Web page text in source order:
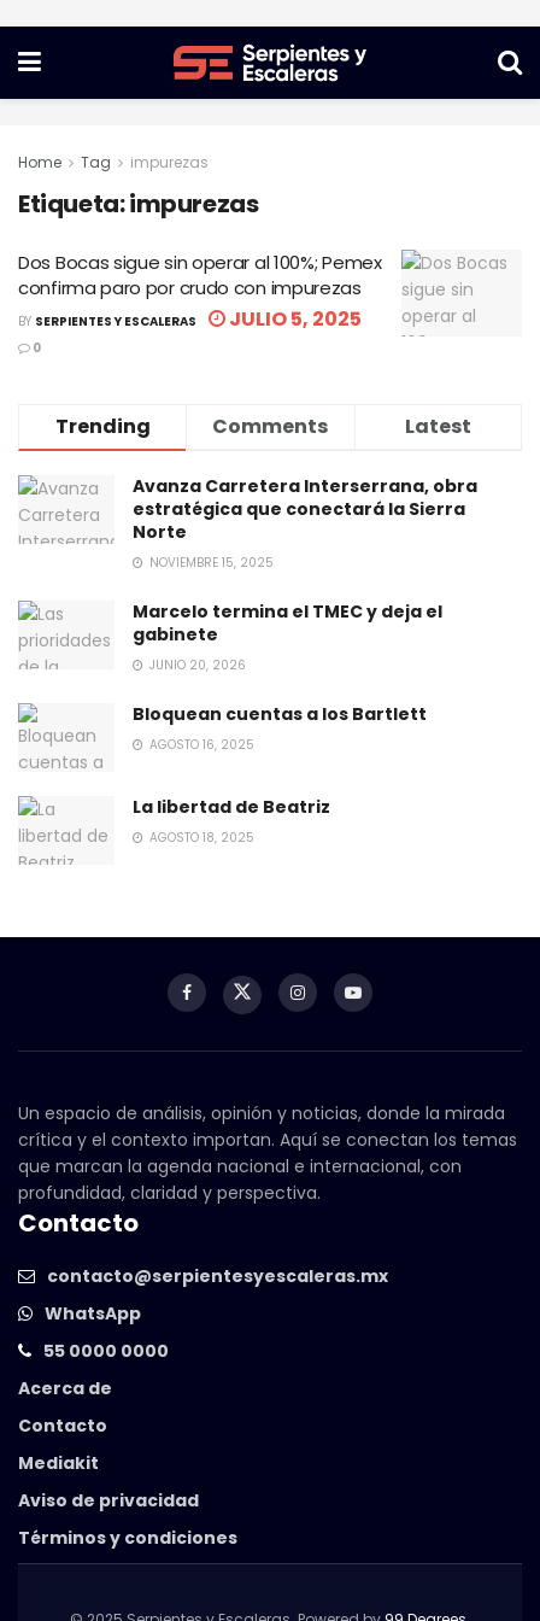
Home Tag impurezas
Etiqueta:impurezas
Dos Bocas sigue sin operar al 100%; Pemex
confirma paro por crudo con impurezas
BY SERPIENTES Y ESCALERAS JULIO 5, 2025
0
Trending Comments Latest
Avanza Carretera Interserrana, obra
estratégica que conectará la Sierra
Norte
NOVIEMBRE 15, 2025
Marcelo termina el TMEC y deja el
gabinete
JUNIO 20, 2026
Bloquean cuentas a los Bartlett
AGOSTO 16, 2025
La libertad de Beatriz
AGOSTO 18, 2025
Un espacio de análisis, opinión y noticias, donde la mirada
crítica y el contexto importan. Aquí se conectan los temas
que marcan la agenda nacional e internacional, con
profundidad, claridad y perspectiva.
Contacto
contacto@serpientesyescaleras.mx
WhatsApp
55 0000 0000
Acerca de
Contacto
Mediakit
Aviso de privacidad
Términos y condiciones